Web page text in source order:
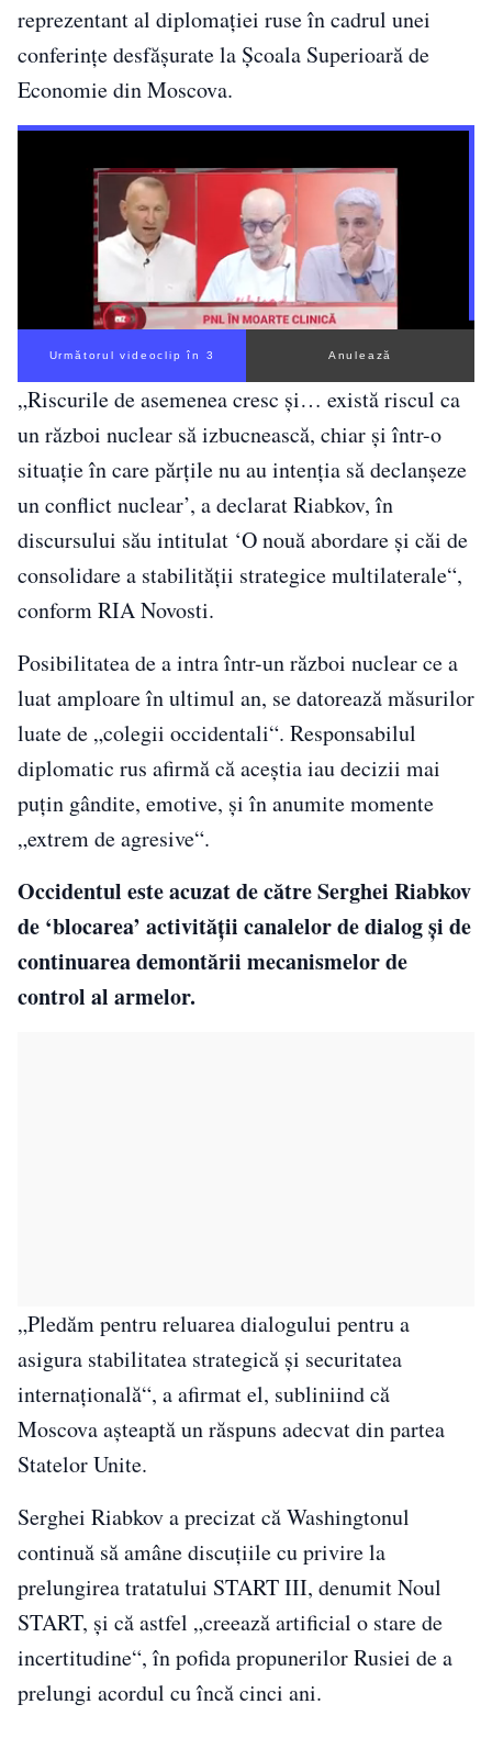
reprezentant al diplomaţiei ruse în cadrul unei
conferinţe desfăşurate la Şcoala Superioară de
Economie din Moscova.
Următorul videoclip în 3 Anulează
„Riscurile de asemenea cresc şi… există riscul ca
un război nuclear să izbucnească, chiar şi într-o
situaţie în care părţile nu au intenţia să declanşeze
un conflict nuclear’, a declarat Riabkov, în
discursului său intitulat ‘O nouă abordare şi căi de
consolidare a stabilităţii strategice multilaterale“,
conform RIA Novosti.
Posibilitatea de a intra într-un război nuclear ce a
luat amploare în ultimul an, se datorează măsurilor
luate de „colegii occidentali“. Responsabilul
diplomatic rus afirmă că aceștia iau decizii mai
puțin gândite, emotive, și în anumite momente
„extrem de agresive“.
Occidentul este acuzat de către Serghei Riabkov
de ‘blocarea’ activităţii canalelor de dialog şi de
continuarea demontării mecanismelor de
control al armelor.
„Pledăm pentru reluarea dialogului pentru a
asigura stabilitatea strategică şi securitatea
internaţională“, a afirmat el, subliniind că
Moscova aşteaptă un răspuns adecvat din partea
Statelor Unite.
Serghei Riabkov a precizat că Washingtonul
continuă să amâne discuţiile cu privire la
prelungirea tratatului START III, denumit Noul
START, şi că astfel „creează artificial o stare de
incertitudine“, în pofida propunerilor Rusiei de a
prelungi acordul cu încă cinci ani.